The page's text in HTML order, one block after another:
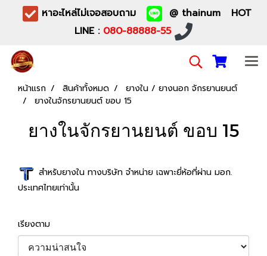
หาอะไหล่ไม่เจอสอบถาม
@ thainum HOT
LINE : 080-88888-55
หน้าแรก สินค้าทั้งหมด
ยางใน / ยางนอก จักรยานยนต์
ยางในจักรยานยนต์ ขอบ 15
ยางในจักรยานยนต์ ขอบ 15
สำหรับยางใน ทางบริษัท จำหน่าย เฉพาะยี่ห้อที่ผ่าน มอก.
ประเทศไทยเท่านั้น
เรียงตาม